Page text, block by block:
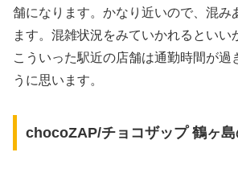
舗になります。かなり近いので、混み
ます。混雑状況をみていかれるといい
こういった駅近の店舗は通勤時間が過
うに思います。
chocoZAP/チョコザップ 鶴ヶ島